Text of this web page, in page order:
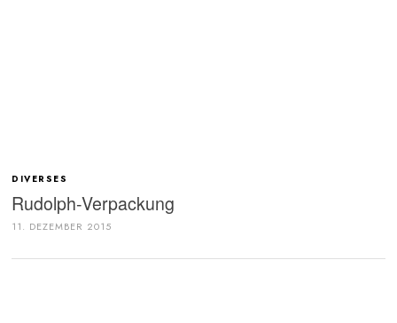
DIVERSES
Rudolph-Verpackung
11. DEZEMBER 2015